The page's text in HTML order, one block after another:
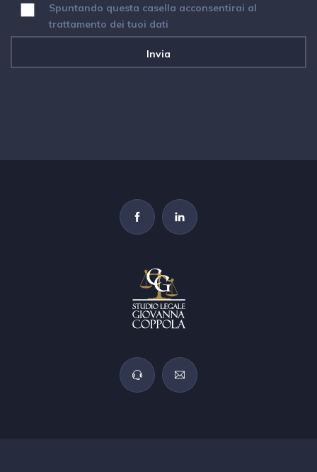
Spuntando questa casella acconsentirai al
trattamento dei tuoi dati